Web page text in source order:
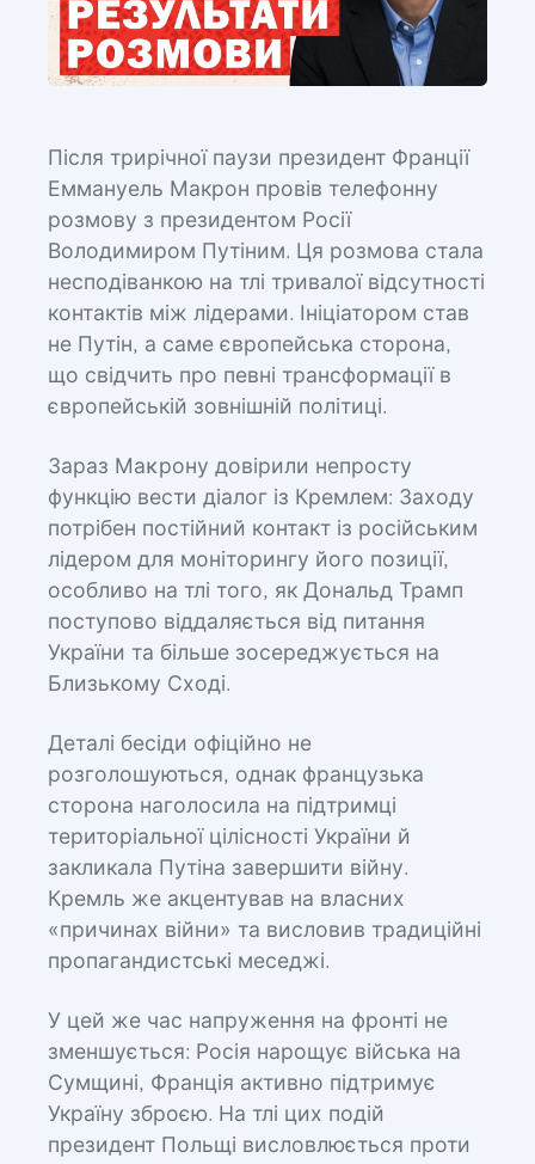
Після трирічної паузи президент Франції
Еммануель Макрон провів телефонну
розмову з президентом Росії
Володимиром Путіним. Ця розмова стала
несподіванкою на тлі тривалої відсутності
контактів між лідерами. Ініціатором став
не Путін, а саме європейська сторона,
що свідчить про певні трансформації в
європейській зовнішній політиці.
Зараз Маκрону довірили непросту
функцію вести діалог із Кремлем: Заходу
потрібен постійний контакт із російським
лідером для моніторингу його позиції,
особливо на тлі того, як Дональд Трамп
поступово віддаляється від питання
України та більше зосереджується на
Близькому Сході.
Деталі бесіди офіційно не
розголошуються, однак французька
сторона наголосила на підтримці
територіальної цілісності України й
закликала Путіна завершити війну.
Кремль же акцентував на власних
«причинах війни» та висловив традиційні
пропагандистські меседжі.
У цей же час напруження на фронті не
зменшується: Росія нарощує війська на
Сумщині, Франція активно підтримує
Україну зброєю. На тлі цих подій
президент Польщі висловлюється проти